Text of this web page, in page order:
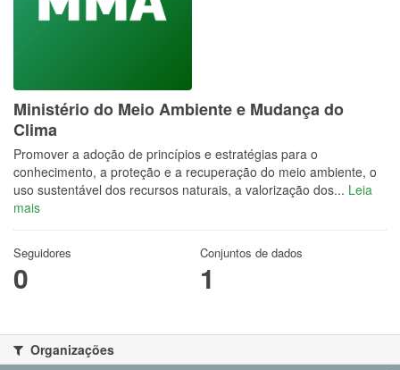
Ministério do Meio Ambiente e Mudança do
Clima
Promover a adoção de princípios e estratégias para o
conhecimento, a proteção e a recuperação do meio ambiente, o
uso sustentável dos recursos naturais, a valorização dos... Leia
mais
Seguidores
0
Conjuntos de dados
1
Organizações